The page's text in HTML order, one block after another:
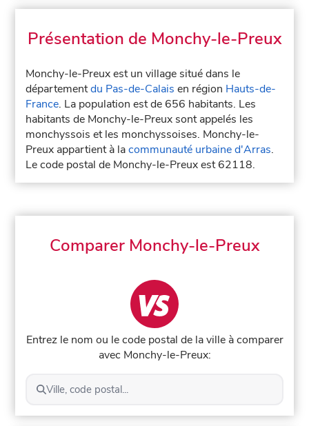
Présentation de Monchy-le-Preux
Monchy-le-Preux est un village situé dans le
départementdu Pas-de-Calais en région Hauts-de-
France. La population est de 656 habitants. Les
habitants de Monchy-le-Preux sont appelés les
monchyssois et les monchyssoises. Monchy-le-
Preux appartient à lacommunauté urbaine d'Arras.
Le code postal de Monchy-le-Preux est 62118.
Comparer Monchy-le-Preux
Entrez le nom ou le code postal de la ville à comparer
avec Monchy-le-Preux:
Ville, code postal...